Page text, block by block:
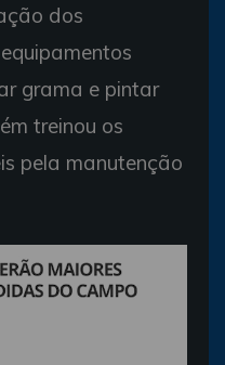
dos
grama e pintar
treinou os
pela manutenção